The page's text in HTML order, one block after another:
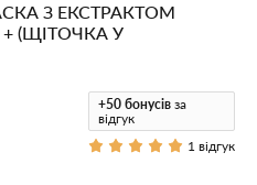
З ЕКСТРАКТОМ
(ЩІТОЧКА У
+50 бонусів за
відгук
1 відгук